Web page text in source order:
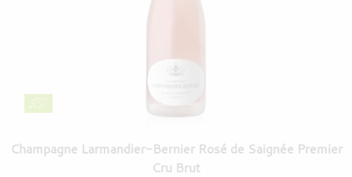
Champagne Larmandier-Bernier Rosé de Saignée Premier
Cru Brut